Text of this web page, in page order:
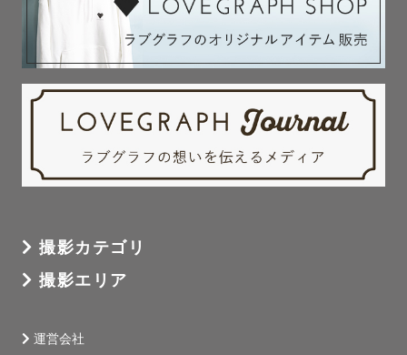
そんな想いで向き合わせていただいています。
よろしければ
私の撮影実績、ポートフォリオを覗いて
そこにどんな想い、時間があったか
どれ１つとして同じものはない
世界で１つの想い出、時間たちです🌇
【🕊️For Wedding】
「私たちだけのSpecial order made」
撮影カテゴリ
撮影エリア
運営会社